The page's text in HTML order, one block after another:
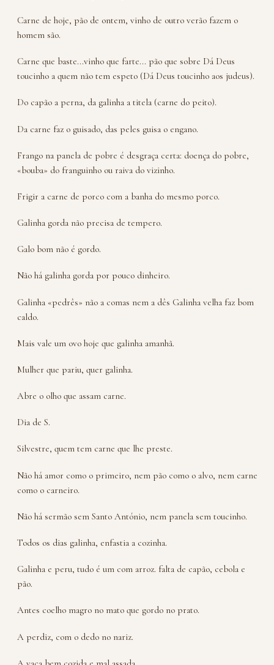
Carne de hoje, pão de ontem, vinho de outro verão fazem o
homem são.
Carne que baste...vinho que farte... pão que sobre Dá Deus
toucinho a quem não tem espeto (Dá Deus toucinho aos judeus).
Do capão a perna, da galinha a titela (carne do peito).
Da carne faz o guisado, das peles guisa o engano.
Frango na panela de pobre é desgraça certa: doença do pobre,
«bouba» do franguinho ou raiva do vizinho.
Frigir a carne de porco com a banha do mesmo porco.
Galinha gorda não precisa de tempero.
Galo bom não é gordo.
Não há galinha gorda por pouco dinheiro.
Galinha «pedrês» não a comas nem a dês Galinha velha faz bom
caldo.
Mais vale um ovo hoje que galinha amanhã.
Mulher que pariu, quer galinha.
Abre o olho que assam carne.
Dia de S.
Silvestre, quem tem carne que lhe preste.
Não há amor como o primeiro, nem pão como o alvo, nem carne
como o carneiro.
Não há sermão sem Santo António, nem panela sem toucinho.
Todos os dias galinha, enfastia a cozinha.
Galinha e peru, tudo é um com arroz. falta de capão, cebola e
pão.
Antes coelho magro no mato que gordo no prato.
A perdiz, com o dedo no nariz.